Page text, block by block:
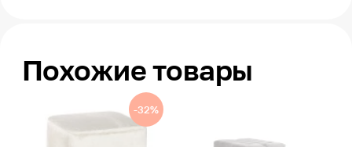
Похожие товары
-32%